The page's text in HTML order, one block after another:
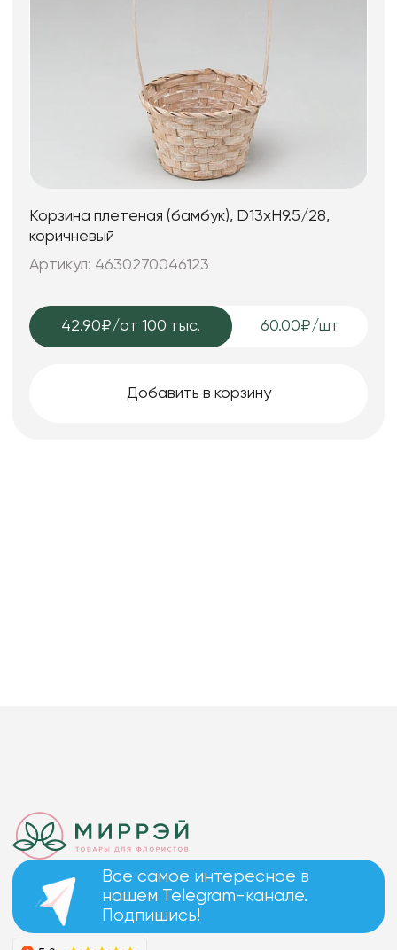
Корзина плетеная (бамбук), D13xH9.5/28,
коричневый
Артикул: 4630270046123
42.90₽/от 100 тыс. 60.00₽/шт
Добавить в корзину
Все самое интересное в
нашем Telegram-канале.
Подпишись!